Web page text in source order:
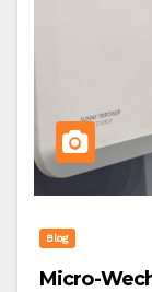
Blog
Micro-